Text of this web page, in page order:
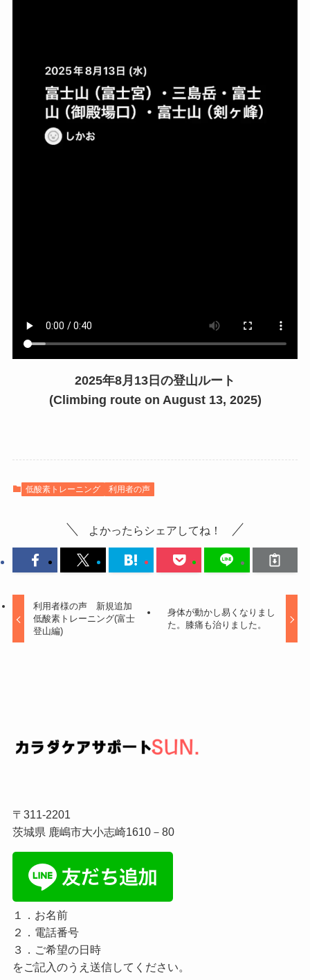
2025年8月13日の登山ルート
(Climbing route on August 13, 2025)
低酸素トレーニング 利用者の声
よかったらシェアしてね！
利用者様の声 新規追加
低酸素トレーニング(富士
登山編)
身体が動かし易くなりまし
た。膝痛も治りました。
〒311-2201
茨城県 鹿嶋市大小志崎1610－80
１．お名前
２．電話番号
３．ご希望の日時
をご記入のうえ送信してください。